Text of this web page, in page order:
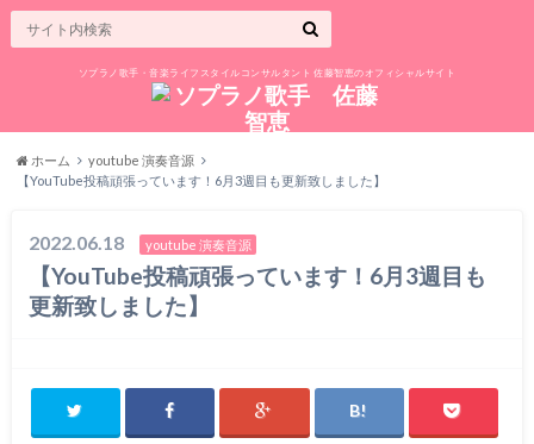
ソプラノ歌手・音楽ライフスタイルコンサルタント 佐藤智恵のオフィシャルサイト
ホーム
youtube 演奏音源
【YouTube投稿頑張っています！6月3週目も更新致しました】
2022.06.18 youtube 演奏音源
【YouTube投稿頑張っています！6月3週目も
更新致しました】